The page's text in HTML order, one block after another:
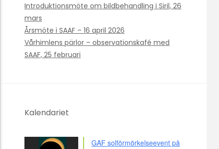
Introduktionsmöte om bildbehandling i Siril, 26
mars
Årsmöte i SAAF – 16 april 2026
Vårhimlens pärlor – observationskafé med
SAAF, 25 februari
Kalendariet
GAF solförmörkelseevent på